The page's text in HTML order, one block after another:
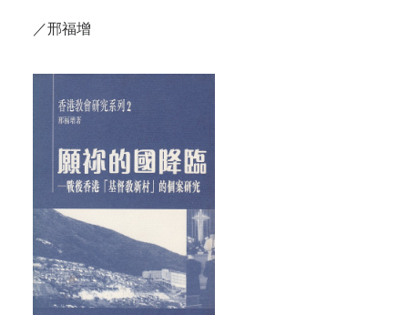
／邢福增